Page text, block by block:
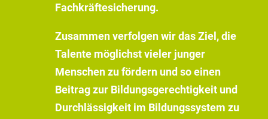
Fachkräftesicherung.
Zusammen verfolgen wir das Ziel, die
Talente möglichst vieler junger
Menschen zu fördern und so einen
Beitrag zur Bildungsgerechtigkeit und
Durchlässigkeit im Bildungssystem zu